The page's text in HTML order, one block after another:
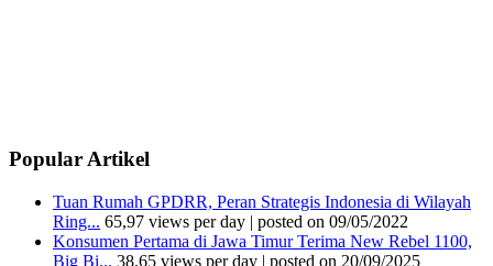
Popular Artikel
Tuan Rumah GPDRR, Peran Strategis Indonesia di Wilayah
Ring... 65,97 views per day | posted on 09/05/2022
Konsumen Pertama di Jawa Timur Terima New Rebel 1100,
Big Bi... 38,65 views per day | posted on 20/09/2025